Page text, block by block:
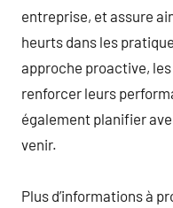
entreprise, et assure
heurts dans les
approche proactive,
renforcer leurs
également planifier
venir.
Plus d’informations à